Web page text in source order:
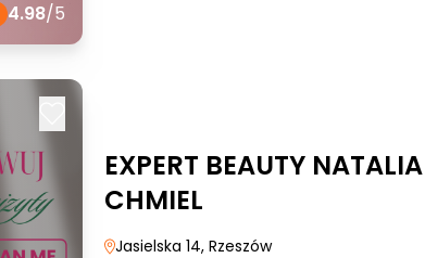
4.98/5
EXPERT BEAUTY NATALIA
CHMIEL
Jasielska 14, Rzeszów